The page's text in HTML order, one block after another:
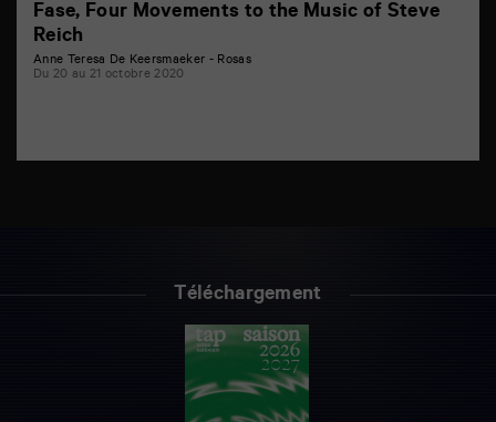
Fase, Four Movements to the Music of Steve
Reich
Anne Teresa De Keersmaeker - Rosas
Du 20 au 21 octobre 2020
Téléchargement